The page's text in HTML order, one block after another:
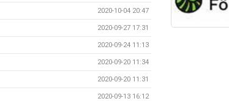
2020-10-04 20:47
2020-09-27 17:31
2020-09-24 11:13
2020-09-20 11:34
2020-09-20 11:31
2020-09-13 16:12